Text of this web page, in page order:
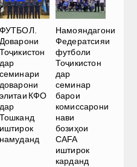
ФУТБОЛ.
Доварони
дар
семинари
доварони
элитаи КФО
дар
Тошканд
иштирок
намуданд
Намояндагони
Федератсияи
футболи
Тоҷикистон
дар
семинар
барои
комиссарони
нави
бозиҳои
CAFA
иштирок
карданд